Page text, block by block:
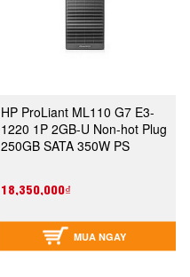
HP ProLiant ML110 G7 E3-
1220 1P 2GB-U Non-hot Plug
250GB SATA 350W PS
18,350,000₫
MUA NGAY